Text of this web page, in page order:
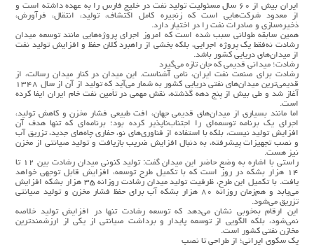
ایران بیش از ۶۰ سال مسئولیت تولید نفت در خلیج فارس را به‌ عهده داشته است و
از معدود شرکت‌هایی است که زنجیره کامل اکتشاف، تولید، انتقال، فرآورش،
ذخیره‌سازی و صادرات نفت را در اختیار دارد.
همین سابقه طولانی سبب شده است که امروز اجرای پروژه‌هایی مانند توسعه میدان
رشادت نه‌فقط یک پروژه اجرایی، بلکه بخشی از راهبرد کلان حفظ و افزایش تولید نفت
از میدان‌های دریایی کشور باشد.
رشادت؛ میدانی قدیمی که جان تازه می‌گیرد
رشادت برای صنعت نفت ایران، نامی آشناست. این میدان در کنار میدان رسالت، از
قدیمی‌ترین میدان‌های نفتی دریایی کشور به شمار می‌آید که تولید از آن از سال ۱۳۴۸
آغاز شد و طی بیش از پنج دهه گذشته، نقش مهمی در تأمین نفت خام ایران ایفا کرده
است.
اما مانند بسیاری از میدان‌های قدیمی جهان، افت طبیعی فشار مخزن و کاهش تولید،
اجرای یک برنامه توسعه‌ای را اجتناب‌ناپذیر کرده بود؛ برنامه‌ای که تنها هدف آن
افزایش تولید نیست، بلکه با استفاده از فناوری‌های نو، حفاری چاه‌های جدید، تزریق آب
و نصب تجهیزات پیشرفته، به دنبال افزایش ضریب بازیافت و تولید صیانتی از مخزن
نیز هست.
راستی با اشاره به وضع حاضر این میدان گفت: تولید کنونی میدان رشادت بین ۱۲ تا
۱۴ هزار بشکه در روز است که با تکمیل طرح توسعه، افزایش قابل توجهی خواهد
یافت. با تکمیل این طرح، ظرفیت تولید میدان رشادت روزانه ۳۵ هزار بشکه افزایش
می‌یابد و هم‌زمان روزانه ۸۰ هزار بشکه آب برای حفظ فشار مخزن و تولید صیانتی
تزریق می‌شود.
این ارقام به‌خوبی نشان می‌دهد که توسعه رشادت تنها در افزایش تولید خلاصه
نمی‌شود، بلکه الگویی از توسعه پایدار و برداشت صیانتی از یکی از ارزشمندترین
مخازن نفتی کشور است.
یک سکوی ایرانی؛ از طراحی تا نصب